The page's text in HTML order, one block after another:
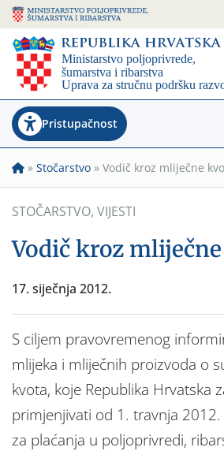
Pristupačnost
» Stočarstvo » Vodič kroz mliječne
STOČARSTVO, VIJESTI
Vodič kroz
17. siječnja 2012.
S ciljem pravovremenog
mlijeka i mliječnih proizvoda o
kvota, koje Republika Hrvatska
primjenjivati od 1. travnja 2012.
za plaćanja u poljoprivredi,